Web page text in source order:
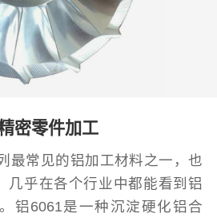
密零件加工
最常见的铝加工材料之一，也
几乎在各个行业中都能看到铝
铝6061是一种沉淀硬化铝合